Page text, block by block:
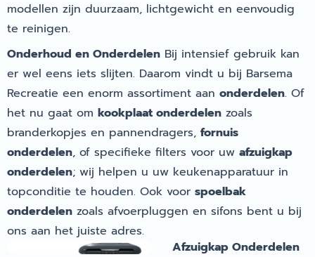
modellen zijn duurzaam, lichtgewicht en eenvoudig
te reinigen.
Onderhoud en Onderdelen Bij intensief gebruik kan
er wel eens iets slijten. Daarom vindt u bij Barsema
Recreatie een enorm assortiment aan onderdelen. Of
het nu gaat om kookplaat onderdelen zoals
branderkopjes en pannendragers, fornuis
onderdelen, of specifieke filters voor uw afzuigkap
onderdelen; wij helpen u uw keukenapparatuur in
topconditie te houden. Ook voor spoelbak
onderdelen zoals afvoerpluggen en sifons bent u bij
ons aan het juiste adres.
Afzuigkap
Afzuigkap Onderdelen